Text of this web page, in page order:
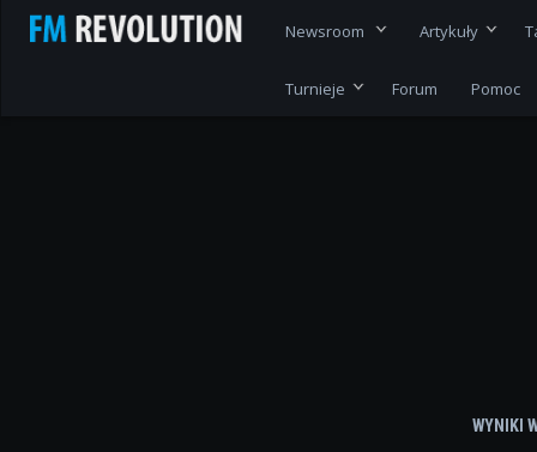
Newsroom Artykuły
Turnieje Forum Pomoc
WYNIKI